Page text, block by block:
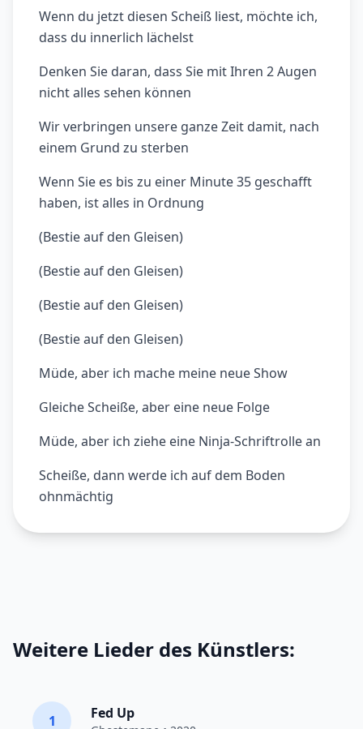
Wenn du jetzt diesen Scheiß liest, möchte ich,
dass du innerlich lächelst
Denken Sie daran, dass Sie mit Ihren 2 Augen
nicht alles sehen können
Wir verbringen unsere ganze Zeit damit, nach
einem Grund zu sterben
Wenn Sie es bis zu einer Minute 35 geschafft
haben, ist alles in Ordnung
(Bestie auf den Gleisen)
(Bestie auf den Gleisen)
(Bestie auf den Gleisen)
(Bestie auf den Gleisen)
Müde, aber ich mache meine neue Show
Gleiche Scheiße, aber eine neue Folge
Müde, aber ich ziehe eine Ninja-Schriftrolle an
Scheiße, dann werde ich auf dem Boden
ohnmächtig
Weitere Lieder des Künstlers:
1 Fed Up